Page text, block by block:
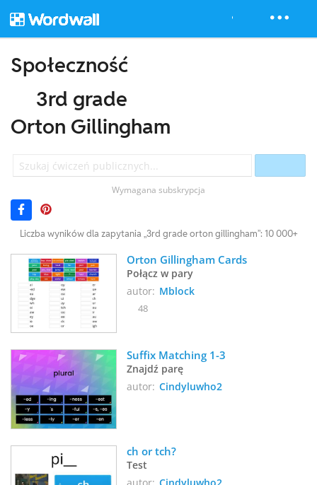
Społeczność
3rd grade
Orton Gillingham
Wymagana subskrypcja
Liczba wyników dla zapytania „3rd grade orton gillingham”: 10 000+
Orton Gillingham Cards
Połącz w pary
autor: Mblock
48
Suffix Matching 1-3
Znajdź parę
autor: Cindyluwho2
ch or tch?
Test